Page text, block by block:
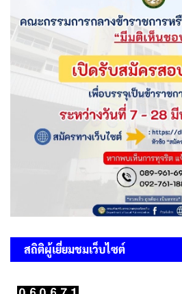
สถิติผู้เยี่ยมชมเว็บไซต์